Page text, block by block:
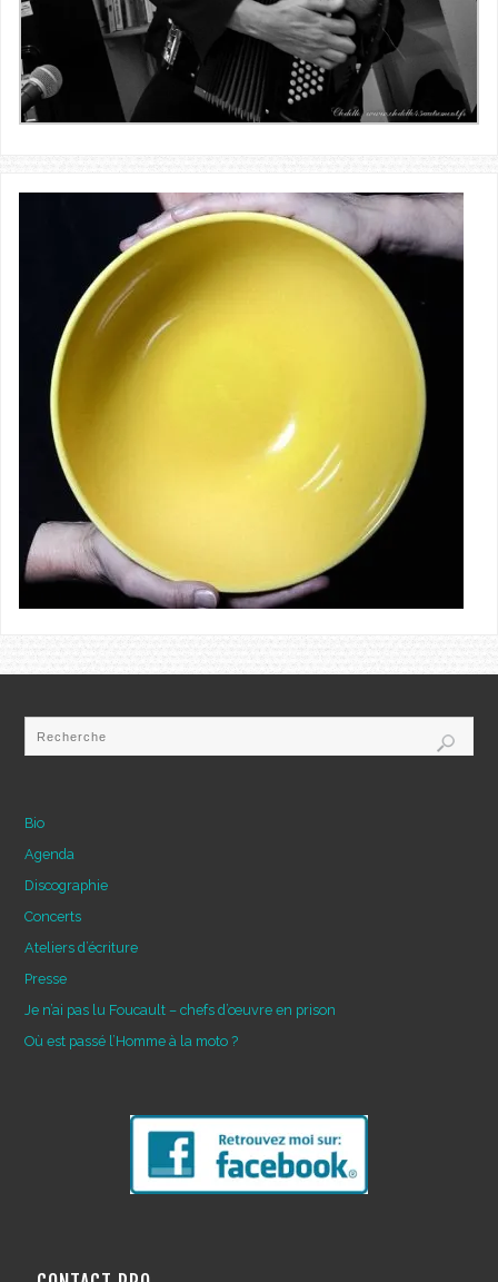
Bio
Agenda
Discographie
Concerts
Ateliers d’écriture
Presse
Je n’ai pas lu Foucault – chefs d’œuvre en prison
Où est passé l’Homme à la moto ?